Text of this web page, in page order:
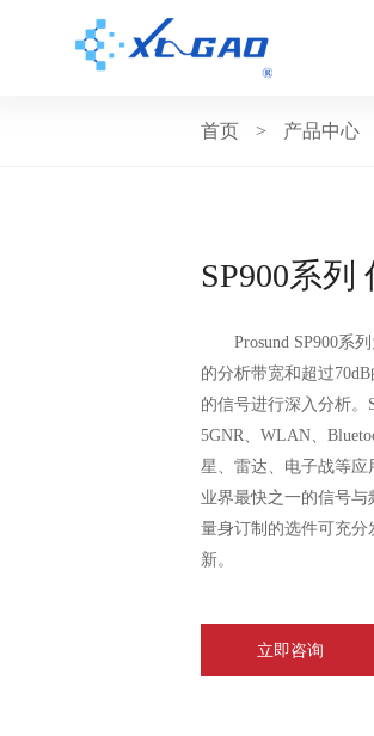
首页 > 产品中心
SP900系列
Prosund SP900系
的分析带宽和超过
的信号进行深入分析。
5GNR、WLAN、
星、雷达、电子战等应
业界最快之一的信号
量身订制的选件可充分
新。
立即咨询